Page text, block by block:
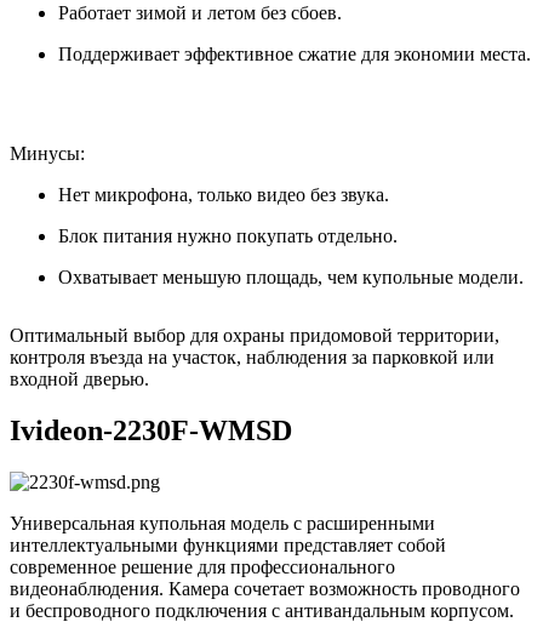
Работает зимой и летом без сбоев.
Поддерживает эффективное сжатие для экономии места.
Минусы:
Нет микрофона, только видео без звука.
Блок питания нужно покупать отдельно.
Охватывает меньшую площадь, чем купольные модели.
Оптимальный выбор для охраны придомовой территории,
контроля въезда на участок, наблюдения за парковкой или
входной дверью.
Ivideon-2230F-WMSD
Универсальная купольная модель с расширенными
интеллектуальными функциями представляет собой
современное решение для профессионального
видеонаблюдения. Камера сочетает возможность проводного
и беспроводного подключения с антивандальным корпусом.